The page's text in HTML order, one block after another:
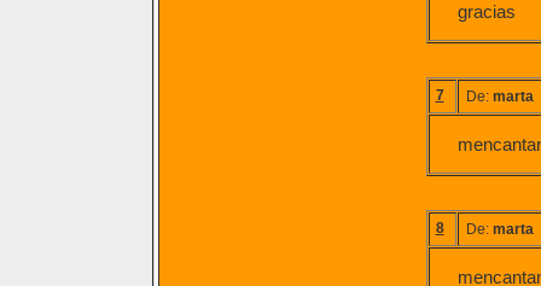
gracias
7 De: marta
8 De: marta